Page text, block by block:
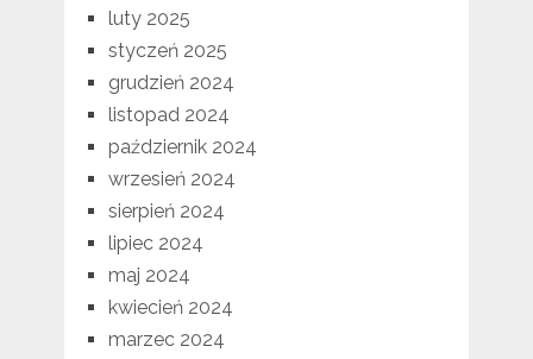
luty 2025
styczeń 2025
grudzień 2024
listopad 2024
październik 2024
wrzesień 2024
sierpień 2024
lipiec 2024
maj 2024
kwiecień 2024
marzec 2024